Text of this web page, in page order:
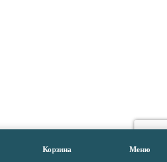
Корзина Меню